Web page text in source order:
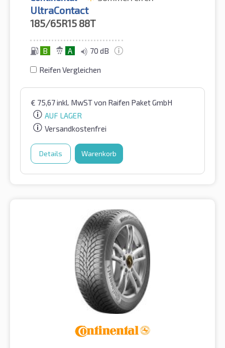
UltraContact
185/65R15 88T
B A 70 dB
Reifen Vergleichen
€ 75,67inkl. MwSTvon Raifen Paket GmbH
AUF LAGER
Versandkostenfrei
Details Warenkorb